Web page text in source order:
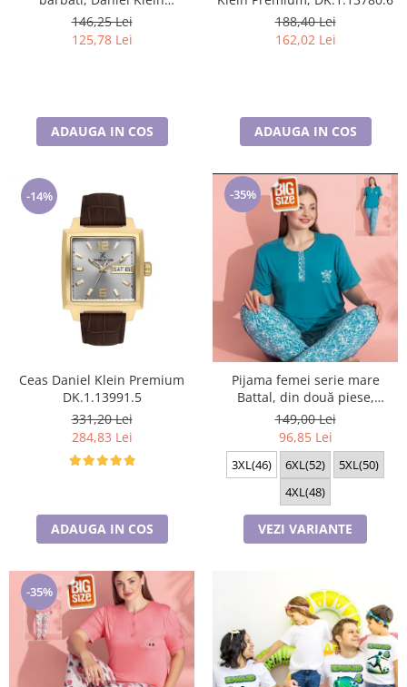
Sunglasses, DK3254-3
146,25 Lei
125,78 Lei
ADAUGA IN COS
188,40 Lei
162,02 Lei
ADAUGA IN COS
-14%
Ceas Daniel Klein Premium
DK.1.13991.5
331,20 Lei
284,83 Lei
ADAUGA IN COS
-35%
Pijama femei serie mare
Battal, din două piese,
bumbac , Lux PIJ32974
149,00 Lei
96,85 Lei
3XL(46) 6XL(52)
5XL(50)
4XL(48)
VEZI VARIANTE
-35%